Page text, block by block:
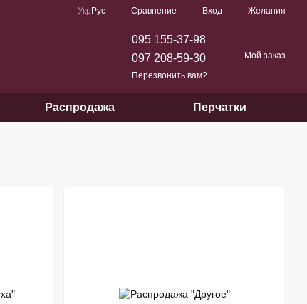
Укр Рус Сравнение Вход Желания
095 155-37-98
097 208-59-30
Перезвонить вам?
Мой заказ
Распродажа Перчатки